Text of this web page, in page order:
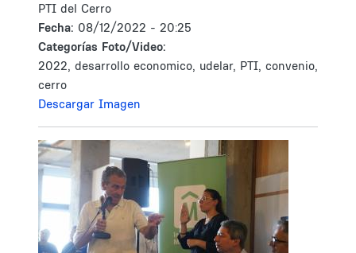
PTI del Cerro
Fecha: 08/12/2022 - 20:25
Categorías Foto/Video:
2022, desarrollo economico, udelar, PTI, convenio,
cerro
Descargar Imagen